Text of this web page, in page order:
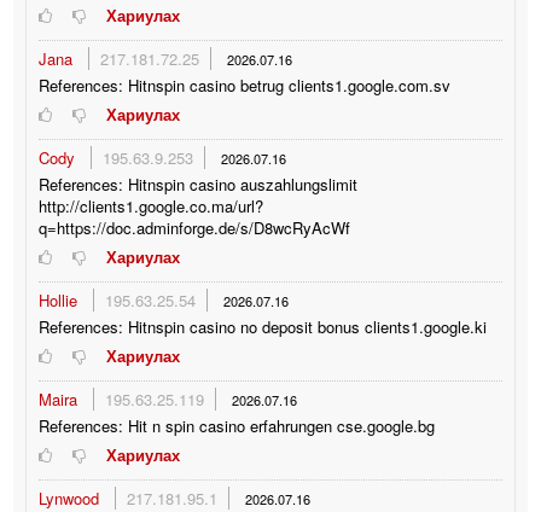
Хариулах
Jana
217.181.72.25 2026.07.16
References: Hitnspin casino betrug clients1.google.com.sv
Хариулах
Cody
195.63.9.253 2026.07.16
References: Hitnspin casino auszahlungslimit
http://clients1.google.co.ma/url?
q=https://doc.adminforge.de/s/D8wcRyAcWf
Хариулах
Hollie
195.63.25.54 2026.07.16
References: Hitnspin casino no deposit bonus clients1.google.ki
Хариулах
Maira
195.63.25.119 2026.07.16
References: Hit n spin casino erfahrungen cse.google.bg
Хариулах
Lynwood
217.181.95.1 2026.07.16